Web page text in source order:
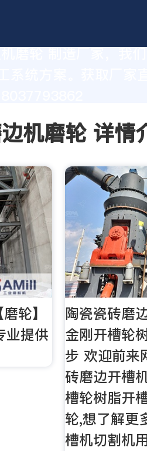
系统方案。获取厂家
机磨轮 详情
轮】
业提供
陶瓷瓷砖磨
金刚开槽轮
步 欢迎前来
砖磨边开槽
槽轮树脂开
轮,想了解更
槽机切割机